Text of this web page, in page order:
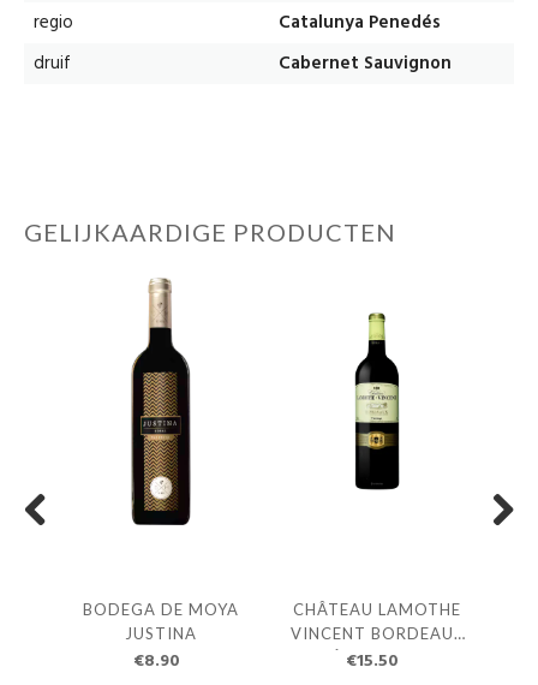
regio
Catalunya Penedés
druif
Cabernet Sauvignon
GELIJKAARDIGE PRODUCTEN
BODEGA DE MOYA
JUSTINA
€8.90
CHÂTEAU LAMOTHE
VINCENT BORDEAUX
SUPÉRIEUR ROUGE
€15.50